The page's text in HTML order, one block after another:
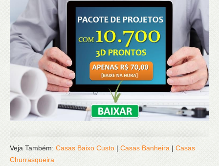
Veja Também: Casas Baixo Custo | Casas Banheira | Casas
Churrasqueira